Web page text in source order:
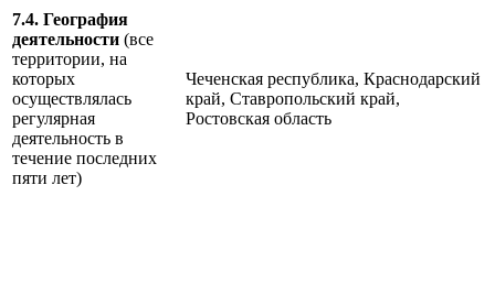
7.4. География
деятельности (все
территории, на
которых
осуществлялась
регулярная
деятельность в
течение последних
пяти лет)
Чеченская республика, Краснодарский
край, Ставропольский край,
Ростовская область